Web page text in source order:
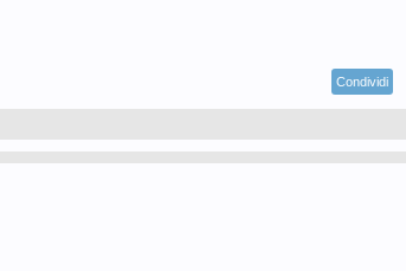
Condividi